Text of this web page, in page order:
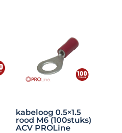
kabeloog 0.5×1.5
rood M6 (100stuks)
ACV PROLine